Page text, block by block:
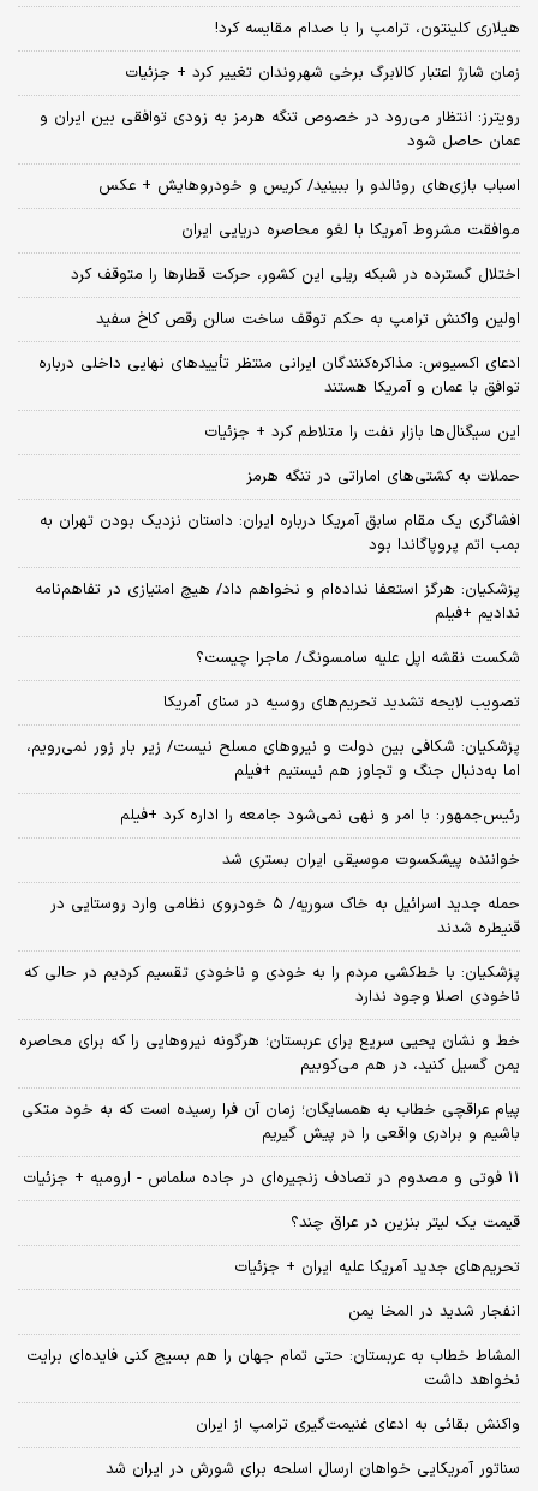
هیلاری کلینتون، ترامپ را با صدام مقایسه کرد!
زمان شارژ اعتبار کالابرگ برخی شهروندان تغییر کرد + جزئیات
رویترز: انتظار می‌رود در خصوص تنگه هرمز به زودی توافقی بین ایران و
عمان حاصل شود
اسباب‌ بازی‌های رونالدو را ببینید/ کریس و خودروهایش + عکس
موافقت مشروط آمریکا با لغو محاصره دریایی ایران
اختلال گسترده در شبکه ریلی این کشور، حرکت قطارها را متوقف کرد
اولین واکنش ترامپ به حکم توقف ساخت سالن رقص کاخ سفید
ادعای اکسیوس: مذاکره‌کنندگان ایرانی منتظر تأییدهای نهایی داخلی درباره
توافق با عمان و آمریکا هستند
این سیگنال‌ها بازار نفت را متلاطم کرد + جزئیات
حملات به کشتی‌های اماراتی در تنگه هرمز
افشاگری یک مقام سابق آمریکا درباره ایران: داستان نزدیک بودن تهران به
بمب اتم پروپاگاندا بود
پزشکیان: هرگز استعفا نداده‌ام و نخواهم داد/ هیچ امتیازی در تفاهم‌نامه
ندادیم +فیلم
شکست نقشه اپل علیه سامسونگ/ ماجرا چیست؟
تصویب لایحه تشدید تحریم‌های روسیه در سنای آمریکا
پزشکیان: شکافی بین دولت و نیروهای مسلح نیست/ زیر بار زور نمی‌رویم،
اما به‌دنبال جنگ و تجاوز هم نیستیم +فیلم
رئیس‌جمهور: با امر و نهی نمی‌شود جامعه را اداره کرد +فیلم
خواننده پیشکسوت موسیقی ایران بستری شد
حمله جدید اسرائیل به خاک سوریه/ ۵ خودروی نظامی وارد روستایی در
قنیطره شدند
پزشکیان: با خط‌کشی مردم را به خودی و ناخودی تقسیم کردیم در حالی که
ناخودی اصلا وجود ندارد
خط و نشان یحیی سریع برای عربستان؛ هرگونه نیروهایی را که برای محاصره
یمن گسیل کنید، در هم می‌کوبیم
پیام عراقچی خطاب به همسایگان؛ زمان آن فرا رسیده است که به خود متکی
باشیم و برادری واقعی را در پیش گیریم
۱۱ فوتی و مصدوم در تصادف زنجیره‌ای در جاده سلماس - ارومیه + جزئیات
قیمت یک لیتر بنزین در عراق چند؟
تحریم‌های جدید آمریکا علیه ایران + جزئیات
انفجار شدید در المخا یمن
المشاط خطاب به عربستان: حتی تمام جهان را هم بسیج کنی فایده‌ای برایت
نخواهد داشت
واکنش بقائی به ادعای غنیمت‌گیری ترامپ از ایران
سناتور آمریکایی خواهان ارسال اسلحه برای شورش در ایران شد